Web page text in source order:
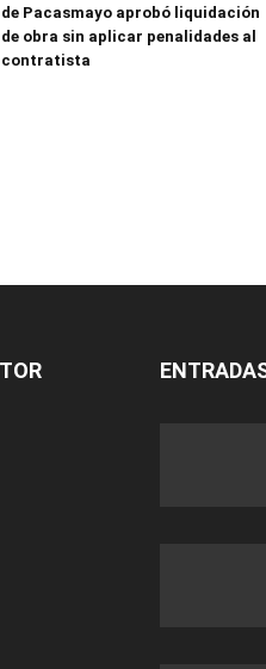
de Pacasmayo aprobó liquidación
de obra sin aplicar penalidades al
contratista